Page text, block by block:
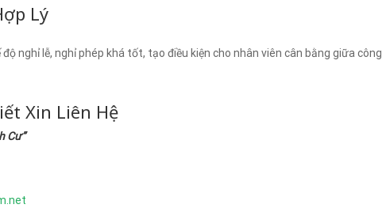
Lý
nghỉ lễ, nghỉ phép khá tốt, tạo điều kiện cho nhân viên cân bằng giữa công
Xin Liên Hệ
Cư”